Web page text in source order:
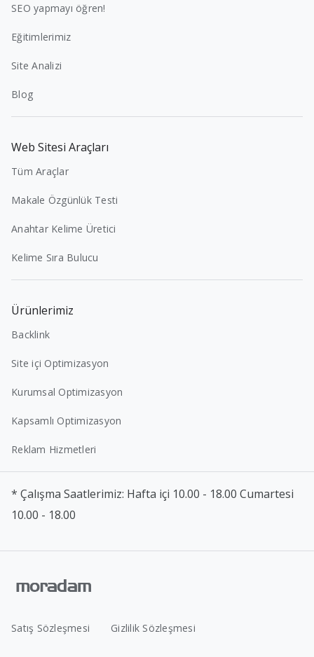
SEO yapmayı öğren!
Eğitimlerimiz
Site Analizi
Blog
Web Sitesi Araçları
Tüm Araçlar
Makale Özgünlük Testi
Anahtar Kelime Üretici
Kelime Sıra Bulucu
Ürünlerimiz
Backlink
Site içi Optimizasyon
Kurumsal Optimizasyon
Kapsamlı Optimizasyon
Reklam Hizmetleri
* Çalışma Saatlerimiz: Hafta içi 10.00 - 18.00 Cumartesi
10.00 - 18.00
Satış Sözleşmesi Gizlilik Sözleşmesi